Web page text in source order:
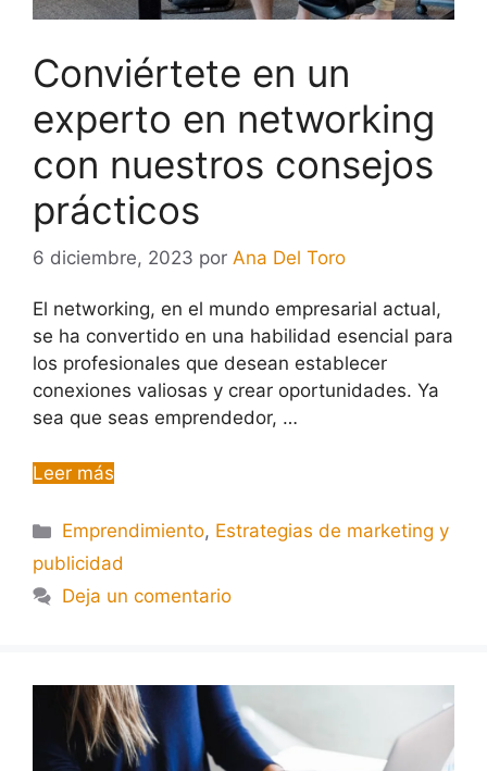
Conviértete en un
experto en networking
con nuestros consejos
prácticos
6 diciembre, 2023 por Ana Del Toro
El networking, en el mundo empresarial actual,
se ha convertido en una habilidad esencial para
los profesionales que desean establecer
conexiones valiosas y crear oportunidades. Ya
sea que seas emprendedor, …
Leer más
Emprendimiento, Estrategias de marketing y
publicidad
Deja un comentario